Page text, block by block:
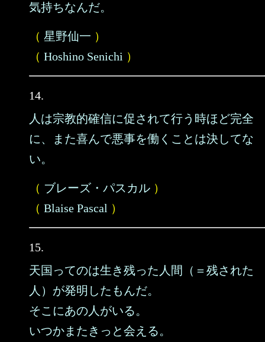
気持ちなんだ。
（ 星野仙一 ）
（ Hoshino Senichi ）
14.
人は宗教的確信に促されて行う時ほど完全
に、また喜んで悪事を働くことは決してな
い。
（ ブレーズ・パスカル ）
（ Blaise Pascal ）
15.
天国ってのは生き残った人間（＝残された
人）が発明したもんだ。
そこにあの人がいる。
いつかまたきっと会える。